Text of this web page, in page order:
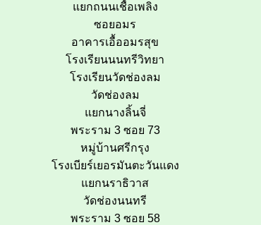
แยกถนนเชื้อเพลิง
ซอยอมร
อาคารเอื้ออมรสุข
โรงเรียนนนทรีวิทยา
โรงเรียนวัดช่องลม
วัดช่องลม
แยกนางลิ้นจี่
พระราม 3 ซอย 73
หมู่บ้านศรีกรุง
โรงเบียร์เยอรมันตะวันแดง
แยกนราธิวาส
วัดช่องนนทรี
พระราม 3 ซอย 58